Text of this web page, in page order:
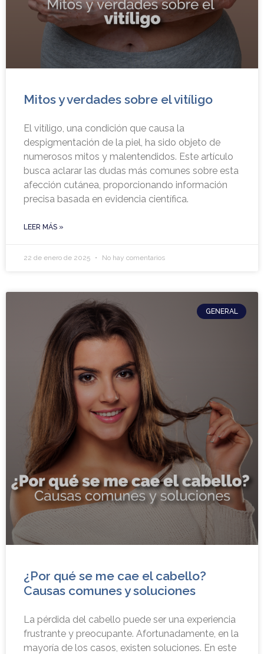
Mitos y verdades sobre el vitíligo
El vitíligo, una condición que causa la
despigmentación de la piel, ha sido objeto de
numerosos mitos y malentendidos. Este artículo
busca aclarar las dudas más comunes sobre esta
afección cutánea, proporcionando información
precisa basada en evidencia científica.
LEER MÁS »
22 de enero de 2025 No hay comentarios
GENERAL
¿Por qué se me cae el cabello?
Causas comunes y soluciones
La pérdida del cabello puede ser una experiencia
frustrante y preocupante. Afortunadamente, en la
mayoría de los casos, existen soluciones. En este